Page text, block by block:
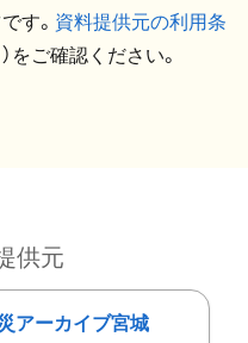
す。 資料提供元の利用条
をご確認ください。
供元
アーカイブ宮城